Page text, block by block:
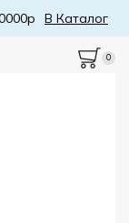
В Каталог
0